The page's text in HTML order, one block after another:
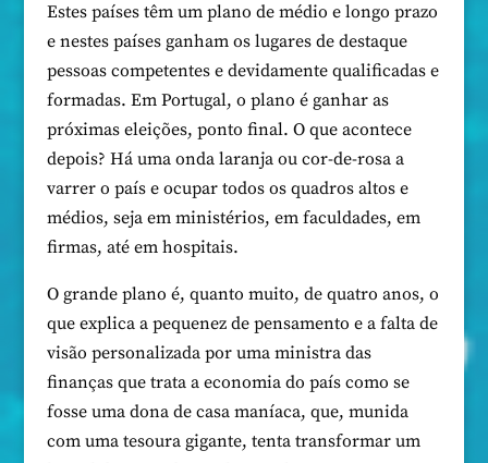
Estes países têm um plano de médio e longo prazo
e nestes países ganham os lugares de destaque
pessoas competentes e devidamente qualificadas e
formadas. Em Portugal, o plano é ganhar as
próximas eleições, ponto final. O que acontece
depois? Há uma onda laranja ou cor-de-rosa a
varrer o país e ocupar todos os quadros altos e
médios, seja em ministérios, em faculdades, em
firmas, até em hospitais.
O grande plano é, quanto muito, de quatro anos, o
que explica a pequenez de pensamento e a falta de
visão personalizada por uma ministra das
finanças que trata a economia do país como se
fosse uma dona de casa maníaca, que, munida
com uma tesoura gigante, tenta transformar um